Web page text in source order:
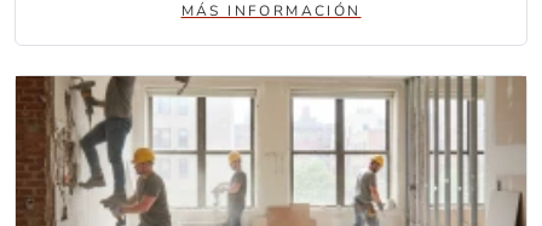
MÁS INFORMACIÓN